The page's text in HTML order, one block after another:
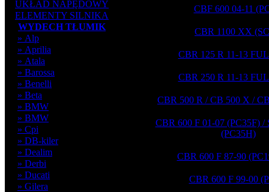
UKŁAD NAPĘDOWY
ELEMENTY SILNIKA
WYDECH TŁUMIK
» Alp
» Aprilia
» Atala
» Barossa
» Benelli
» Beta
» BMW
» BMW
» Cpi
» DB-kiler
» Dealim
» Derbi
» Ducati
» Gilera
CBF 600 04-11
CBR 1100 XX
CBR 125 R 11-13
CBR 250 R 11-13
CBR 500 R / CB 500 X /
CBR 600 F 01-07 (PC35F) /
(PC35H)
CBR 600 F 87-90
CBR 600 F 99-00